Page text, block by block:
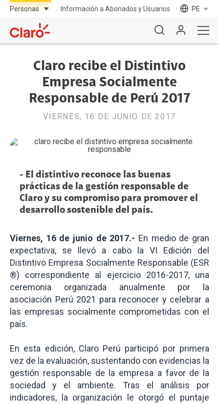
Información a Abonados y Usuarios PE
Claro recibe el Distintivo
Empresa Socialmente
Responsable de Perú 2017
VIERNES, 16 DE JUNIO DE 2017
- El distintivo reconoce las buenas
prácticas de la gestión responsable de
Claro y su compromiso para promover el
desarrollo sostenible del país.
Viernes, 16 de junio de 2017.- En medio de gran
expectativa, se llevó a cabo la VI Edición del
Distintivo Empresa Socialmente Responsable (ESR
®) correspondiente al ejercicio 2016-2017, una
ceremonia organizada anualmente por la
asociación Perú 2021 para reconocer y celebrar a
las empresas socialmente comprometidas con el
país.
En esta edición, Claro Perú participó por primera
vez de la evaluación, sustentando con evidencias la
gestión responsable de la empresa a favor de la
sociedad y el ambiente. Tras el análisis por
indicadores, la organización le otorgó el puntaje